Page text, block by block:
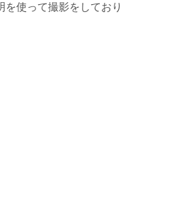
使って撮影をしており